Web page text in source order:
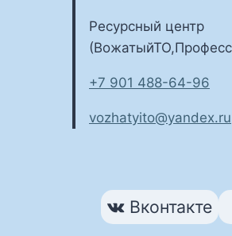
Ресурсный центр
+7 901 488-64-96
vozhatyito@yandex.ru
Вконтакте